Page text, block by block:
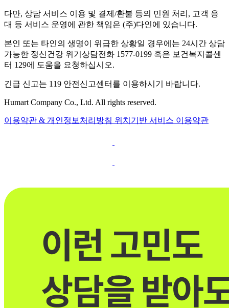
다만, 상담 서비스 이용 및 결제/환불 등의 민원 처리, 고객 응
대 등 서비스 운영에 관한 책임은 (주)다인에 있습니다.
본인 또는 타인의 생명이 위급한 상황일 경우에는 24시간 상담
가능한 정신건강 위기상담전화 1577-0199 혹은 보건복지콜센
터 129에 도움을 요청하십시오.
긴급 신고는 119 안전신고센터를 이용하시기 바랍니다.
Humart Company Co., Ltd. All rights reserved.
이용약관 & 개인정보처리방침 위치기반 서비스 이용약관